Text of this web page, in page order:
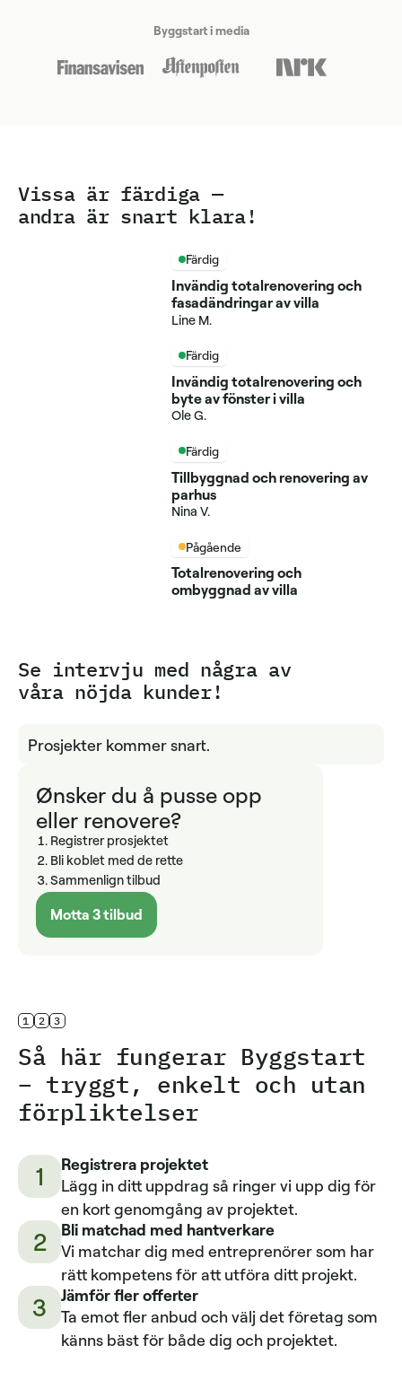
Byggstart i media
Vissa är färdiga —
andra är snart klara!
Färdig
Invändig totalrenovering och
fasadändringar av villa
Line M.
Färdig
Invändig totalrenovering och
byte av fönster i villa
Ole G.
Färdig
Tillbyggnad och renovering av
parhus
Nina V.
Pågående
Totalrenovering och
ombyggnad av villa
Se intervju med några av
våra nöjda kunder!
Prosjekter kommer snart.
Ønsker du å pusse opp
eller renovere?
Registrer prosjektet
Bli koblet med de rette
Sammenlign tilbud
Motta 3 tilbud
1 2 3
Så här fungerar Byggstart
– tryggt, enkelt och utan
förpliktelser
1
Registrera projektet
Lägg in ditt uppdrag så ringer vi upp dig för
en kort genomgång av projektet.
2
Bli matchad med hantverkare
Vi matchar dig med entreprenörer som har
rätt kompetens för att utföra ditt projekt.
3
Jämför fler offerter
Ta emot fler anbud och välj det företag som
känns bäst för både dig och projektet.